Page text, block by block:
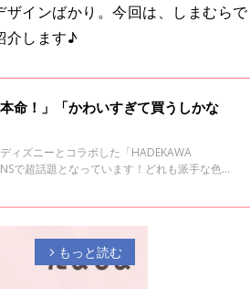
インばかり。今回は、しまむらで
介します♪
命！」「かわいすぎて買うしかな
ィズニーとコラボした「HADEKAWA
で超話題となっています！どれも派手な色使
arrow_forward_ios もっと読む